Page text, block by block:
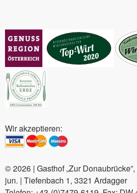
Wir akzeptieren:
© 2026 | Gasthof „Zur
jun. | Tiefenbach 1, 3321 Ardagger